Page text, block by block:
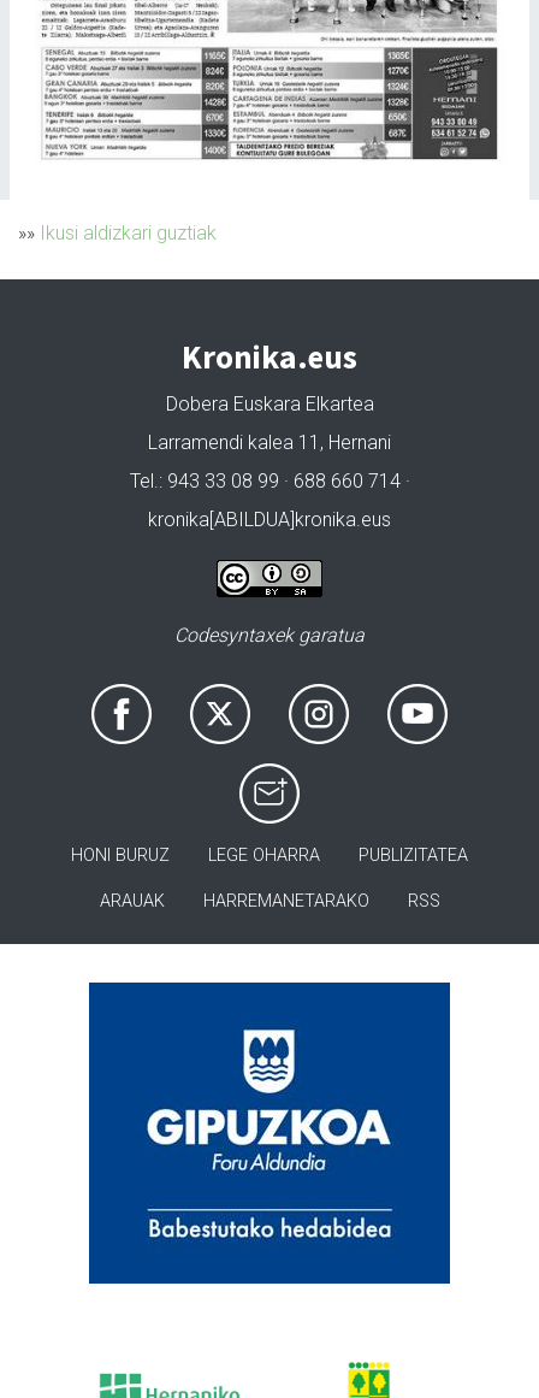
»» Ikusi aldizkari guztiak
Kronika.eus
Dobera Euskara Elkartea
Larramendi kalea 11, Hernani
Tel.: 943 33 08 99 · 688 660 714 ·
kronika[ABILDUA]kronika.eus
Codesyntaxek garatua
HONI BURUZ LEGE OHARRA PUBLIZITATEA
ARAUAK HARREMANETARAKO RSS